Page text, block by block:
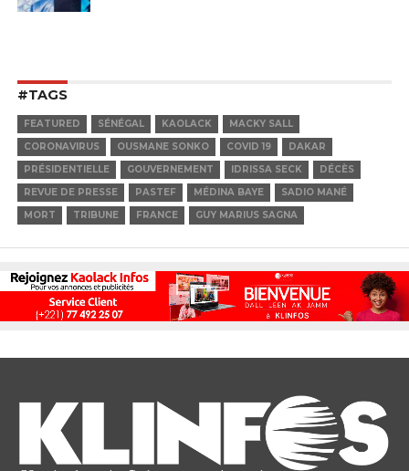
#TAGS
FEATURED SÉNÉGAL KAOLACK
MACKY SALL
CORONAVIRUS
OUSMANE SONKO COVID 19
DAKAR
PRÉSIDENTIELLE
GOUVERNEMENT IDRISSA SECK
DÉCÈS
REVUE DE PRESSE
PASTEF MÉDINA BAYE
SADIO MANÉ
MORT
TRIBUNE FRANCE GUY MARIUS SAGNA